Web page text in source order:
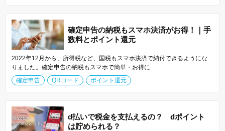
確定申告の納税もスマホ決済がお得！｜手
数料とポイント還元
2022年12月から、所得税など、国税もスマホ決済で納付できるようにな
りました。確定申告の納税もスマホで簡単・お得に…
確定申告
QRコード ポイント還元
d払いで税金を支払えるの？ dポイント
は貯められる？